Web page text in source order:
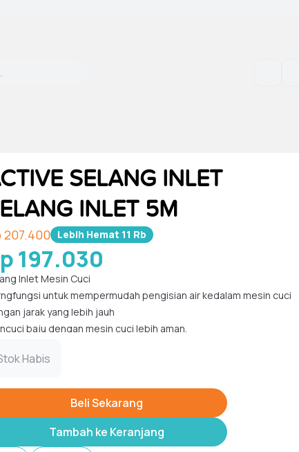
SELANG INLET
INLET 5M
207.400 Lebih Hemat 11 Rb
197.030
Inlet Mesin Cuci
untuk mempermudah pengisian air kedalam mesin cuci
jarak yang lebih jauh
baju dengan mesin cuci lebih aman.
Habis
Beli Sekarang
Tambah ke Keranjang